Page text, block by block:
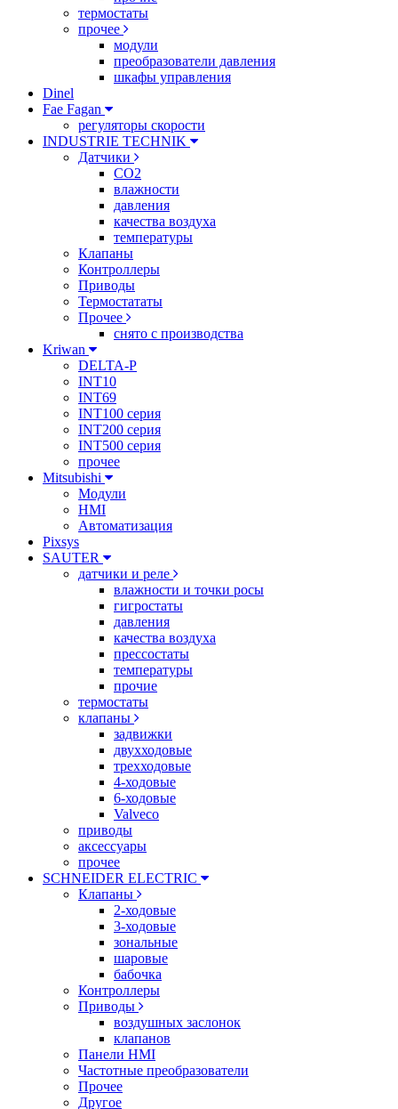
термостаты
прочее
модули
преобразователи давления
шкафы управления
Dinel
Fae Fagan
регуляторы скорости
INDUSTRIE TECHNIK
Датчики
CO2
влажности
давления
качества воздуха
температуры
Клапаны
Контроллеры
Приводы
Термостататы
Прочее
снято с производства
Kriwan
DELTA-P
INT10
INT69
INT100 серия
INT200 серия
INT500 серия
прочее
Mitsubishi
Модули
HMI
Автоматизация
Pixsys
SAUTER
датчики и реле
влажности и точки росы
гигростаты
давления
качества воздуха
прессостаты
температуры
прочие
термостаты
клапаны
задвижки
двухходовые
трехходовые
4-ходовые
6-ходовые
Valveco
приводы
аксессуары
прочее
SCHNEIDER ELECTRIC
Клапаны
2-ходовые
3-ходовые
зональные
шаровые
бабочка
Контроллеры
Приводы
воздушных заслонок
клапанов
Панели HMI
Частотные преобразователи
Прочее
Другое